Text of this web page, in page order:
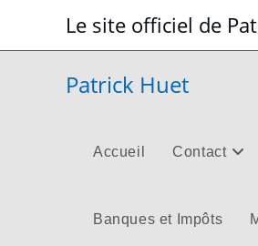
content
Le site officiel de
Patrick Huet
Accueil Contact
Banques et Impôts